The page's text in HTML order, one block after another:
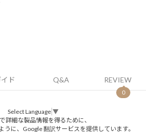
ド Q&A REVIEW
0
Select Language ▼
詳細な製品情報を得るために、
うに、Google 翻訳サービスを提供しています。